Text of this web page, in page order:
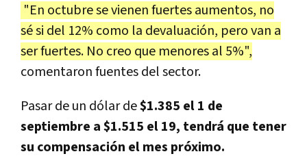
"En octubre se vienen fuertes aumentos, no
sé si del 12% como la devaluación, pero van a
ser fuertes. No creo que menores al 5%",
comentaron fuentes del sector.
Pasar de un dólar de$1.385 el 1 de
septiembre a $1.515 el 19, tendrá que tener
su compensación el mes próximo.